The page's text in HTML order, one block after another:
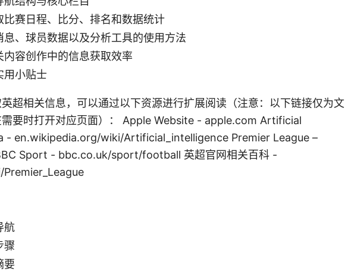
比赛日程、比分、排名和数据统计
息、球员数据以及分析工具的使用方法
容创作中的信息获取效率
用小贴士
超相关信息，可以通过以下资源进行扩展阅读（注意：以下链接仅为文
要时打开对应页面）： Apple Website - apple.com Artificial
- en.wikipedia.org/wiki/Artificial_intelligence Premier League –
Sport - bbc.co.uk/sport/football 英超官网相关百科 -
航
骤
要